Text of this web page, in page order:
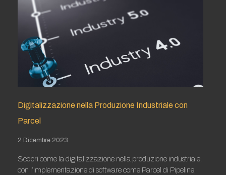
Digitalizzazione nella Produzione Industriale con
Parcel
2 Dicembre 2023
Scopri come la digitalizzazione nella produzione industriale,
con l’implementazione di software come Parcel di Pipeline,